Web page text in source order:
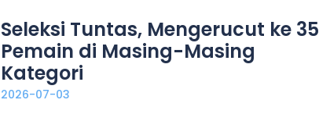
Seleksi Tuntas, Mengerucut ke 35
Pemain di Masing-Masing
Kategori
2026-07-03